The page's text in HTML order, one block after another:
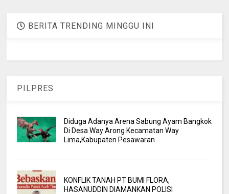
BERITA TRENDING MINGGU INI
PILPRES
Diduga Adanya Arena Sabung Ayam Bangkok
Di Desa Way Arong Kecamatan Way
Lima,Kabupaten Pesawaran
KONFLIK TANAH PT BUMI FLORA,
HASANUDDIN DIAMANKAN POLISI